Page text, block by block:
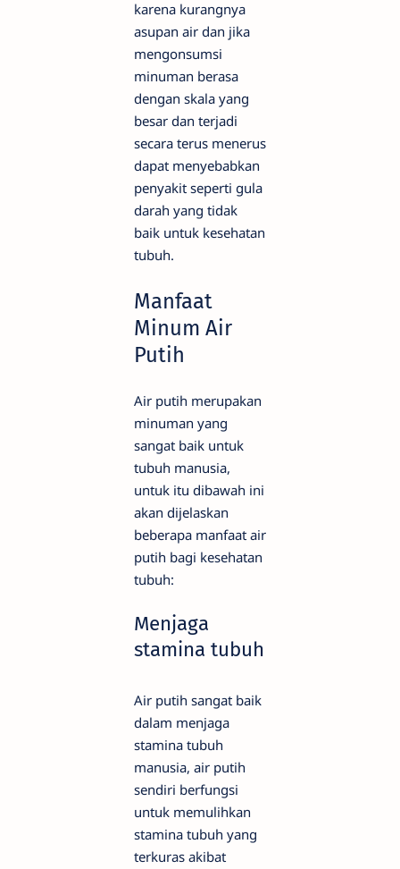
karena kurangnya
asupan air dan jika
mengonsumsi
minuman berasa
dengan skala yang
besar dan terjadi
secara terus menerus
dapat menyebabkan
penyakit seperti gula
darah yang tidak
baik untuk kesehatan
tubuh.
Manfaat
Minum Air
Putih
Air putih merupakan
minuman yang
sangat baik untuk
tubuh manusia,
untuk itu dibawah ini
akan dijelaskan
beberapa manfaat air
putih bagi kesehatan
tubuh:
Menjaga
stamina tubuh
Air putih sangat baik
dalam menjaga
stamina tubuh
manusia, air putih
sendiri berfungsi
untuk memulihkan
stamina tubuh yang
terkuras akibat